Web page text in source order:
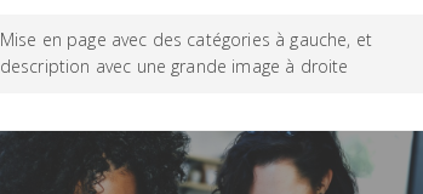
Mise en page avec des catégories à gauche, et
description avec une grande image à droite